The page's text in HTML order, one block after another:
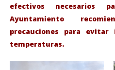
efectivos necesarios
Ayuntamiento
precauciones para
temperaturas.